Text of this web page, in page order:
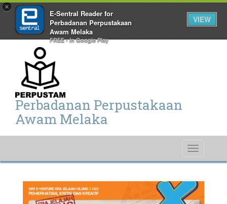
×
E-Sentral Reader for
Perbadanan Perpustakaan
Awam Melaka
FREE - In Google Play
VIEW
Perbadanan Perpustakaan
Awam Melaka
Toggle